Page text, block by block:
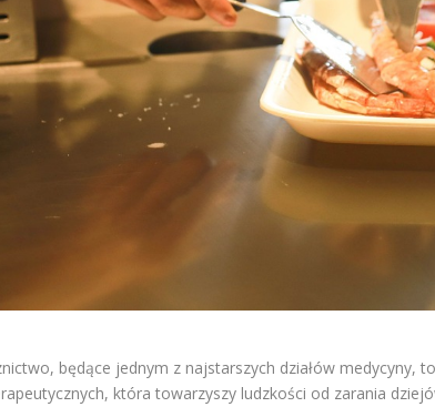
będące jednym z najstarszych działów medycyny,
która towarzyszy ludzkości od zarania